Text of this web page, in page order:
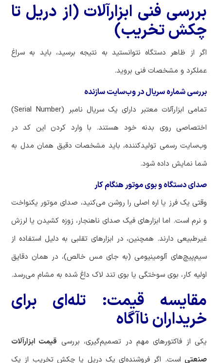
بررسی فنی ابزارآلات (از دریل تا
چکش تخریب)
اگر از ظاهر دستگاه نتوانستید به نتیجه برسید، باید به سراغ
عملکرد و مشخصات فنی بروید.
بررسی شماره سریال در وب‌سایت سازنده
تمامی ابزارآلات معتبر دارای یک سریال نامبر (Serial Number)
اختصاصی روی بدنه خود هستند. با وارد کردن این کد در
وب‌سایت رسمی تولیدکننده، باید مشخصات دقیق همان مدل به
شما نمایش داده شود.
صدای دستگاه و بوی موتور هنگام کار
وقتی یک فرز یا اره اصلی را روشن می‌کنید، صدای موتور یکنواخت
و نرم است. اما ابزارهای فیک صدای ناهنجار، زوزه کشیدن یا لرزش
غیرطبیعی دارند. همچنین، در ابزارهای تقلبی به دلیل استفاده از
سیم‌پیچ‌های آلومینیومی (به جای مس خالص)، در همان دقایق
اولیه کار، بوی سوختگی یا بوی تند لاک داغ شده به مشام می‌رسد.
مقایسه قیمت: تله‌ای برای
خریداران ناآگاه
یکی از فاکتورهای مهم در تصمیم‌گیری، بررسی قیمت ابزارآلات
صنعتی است. اگر فروشنده‌ای یک دریل یا چکش تخریب از یک